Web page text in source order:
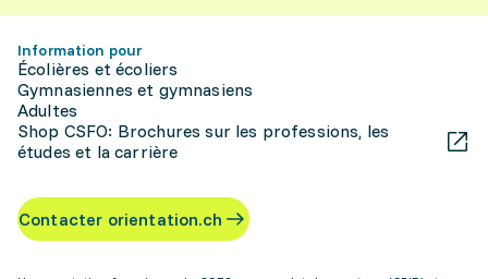
Information pour
Écolières et écoliers
Gymnasiennes et gymnasiens
Adultes
Shop CSFO: Brochures sur les professions, les
études et la carrière
Contacter orientation.ch